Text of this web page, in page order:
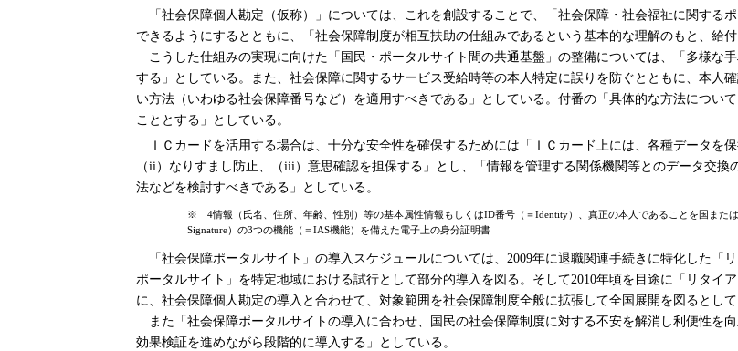
「社会保障個人勘定（仮称）」については、これを創設することで、「社会保障・社会福祉に関する
できるようにするとともに、「社会保障制度が相互扶助の仕組みであるという基本的な理解のもと、給
こうした仕組みの実現に向けた「国民・ポータルサイト間の共通基盤」の整備については、「多様な
する」としている。また、社会保障に関するサービス受給時等の本人特定に誤りを防ぐとともに、本人
い方法（いわゆる社会保障番号など）を適用すべきである」としている。付番の「具体的な方法につい
こととする」としている。
ＩＣカードを活用する場合は、十分な安全性を確保するためには「ＩＣカード上には、各種データを
（ii）なりすまし防止、（iii）意思確認を担保する」とし、「情報を管理する関係機関等とのデータ交
法などを検討すべきである」としている。
※ 4情報（氏名、住所、年齢、性別）等の基本属性情報もしくはID番号（＝Identity）、真正の本人であることを国また
Signature）の3つの機能（＝IAS機能）を備えた電子上の身分証明書
「社会保障ポータルサイト」の導入スケジュールについては、2009年に退職関連手続きに特化した「
ポータルサイト」を特定地域における試行として部分的導入を図る。そして2010年頃を目途に「リタイ
に、社会保障個人勘定の導入と合わせて、対象範囲を社会保障制度全般に拡張して全国展開を図るとして
また「社会保障ポータルサイトの導入に合わせ、国民の社会保障制度に対する不安を解消し利便性を
効果検証を進めながら段階的に導入する」としている。